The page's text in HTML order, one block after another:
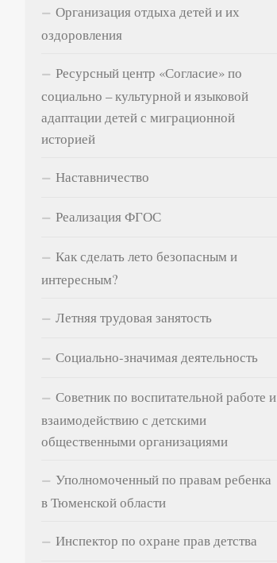
Организация отдыха детей и их
оздоровления
Ресурсный центр «Согласие» по
социально – культурной и языковой
адаптации детей с миграционной
историей
Наставничество
Реализация ФГОС
Как сделать лето безопасным и
интересным?
Летняя трудовая занятость
Социально-значимая деятельность
Советник по воспитательной работе и
взаимодействию с детскими
общественными организациями
Уполномоченный по правам ребенка
в Тюменской области
Инспектор по охране прав детства